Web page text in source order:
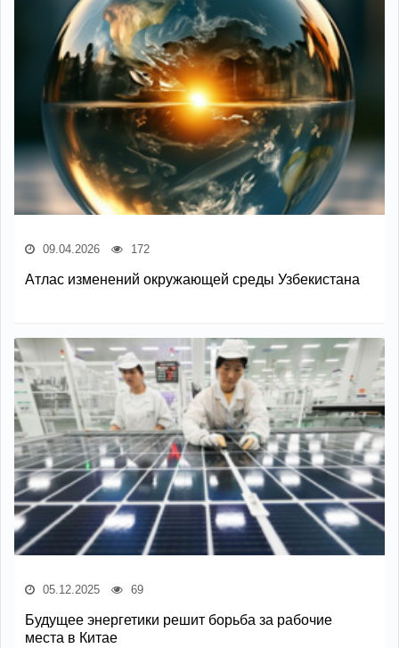
09.04.2026 172
Атлас изменений окружающей среды Узбекистана
05.12.2025 69
Будущее энергетики решит борьба за рабочие
места в Китае